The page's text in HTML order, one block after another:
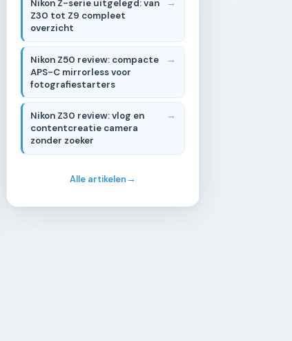
Nikon Z-serie uitgelegd: van
Z30 tot Z9 compleet
overzicht
Nikon Z50 review: compacte
APS-C mirrorless voor
fotografiestarters
Nikon Z30 review: vlog en
contentcreatie camera
zonder zoeker
Alle artikelen